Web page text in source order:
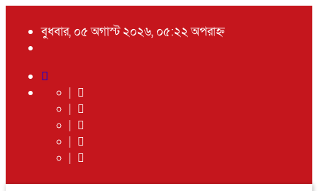
বুধবার, ০৫ অগাস্ট ২০২৬, ০৫:২২ অপরাহ্ন